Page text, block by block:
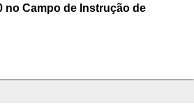
no Campo de Instrução de